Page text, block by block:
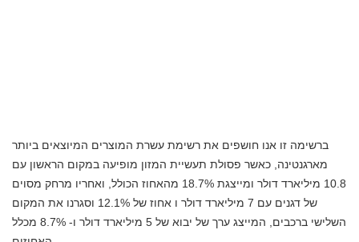
ברשימה זו אנו חושפים את רשימת עשרת המוצרים המיוצאים ביותר
מארגנטינה, כאשר פסולת תעשיית המזון מופיעה במקום הראשון עם
10.8 מיליארד דולר ומייצגת 18.7% מהאחוז הכולל, ואחריו מרחק מסוים
של דגנים עם 7 מיליארד דולר ו אחוז של 12.1% וסגרנו את המקום
השלישי ברכבים, המייצג ערך של יבוא של 5 מיליארד דולר ו- 8.7% מכלל